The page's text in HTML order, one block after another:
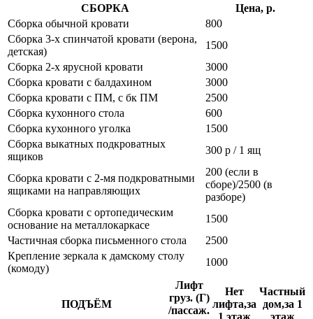
СБОРКА
Цена, р.
Сборка обычной кровати
800
Сборка 3-х спинчатой кровати (верона,
детская)
1500
Сборка 2-х ярусной кровати
3000
Сборка кровати с балдахином
3000
Сборка кровати с ПМ, с бк ПМ
2500
Сборка кухонного стола
600
Сборка кухонного уголка
1500
Сборка выкатных подкроватных
ящиков
300 р / 1 ящ
Сборка кровати с 2-мя подкроватными
ящиками на направляющих
200 (если в
сборе)/2500 (в
разборе)
Сборка кровати с ортопедическим
основание на металлокаркасе
1500
Частичная сборка письменного стола
2500
Крепление зеркала к дамскому столу
(комоду)
1000
ПОДЪЁМ
Лифт
груз. (Г)
/пассаж.
Нет
лифта,за
1 этаж
Частный
дом,за 1
этаж